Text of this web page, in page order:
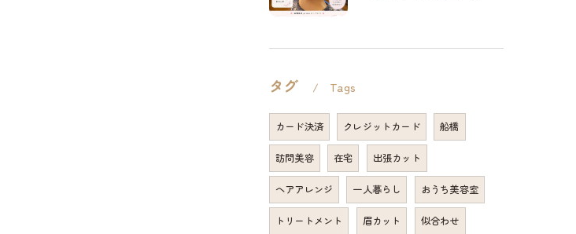
タグ Tags
カード決済 クレジットカード 船橋
訪問美容 在宅 出張カット
ヘアアレンジ 一人暮らし おうち美容室
トリートメント 眉カット 似合わせ